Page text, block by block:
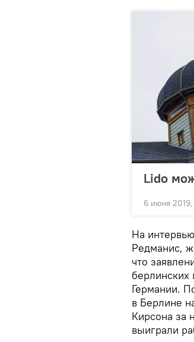
Lido
6 июня 2019,
На
Редманис,
что
Германии.
в Берлине
Кирсона за
выиграли